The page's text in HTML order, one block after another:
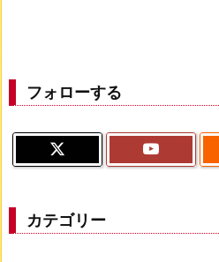
フォローする
カテゴリー